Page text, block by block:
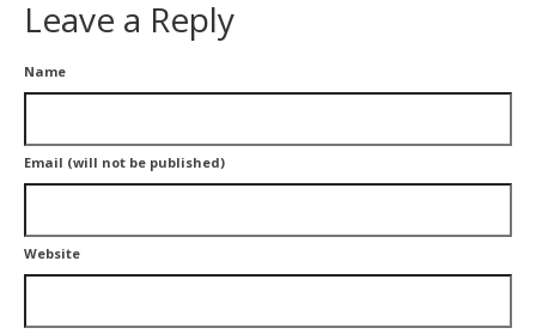
Leave a Reply
Name
Email (will not be published)
Website